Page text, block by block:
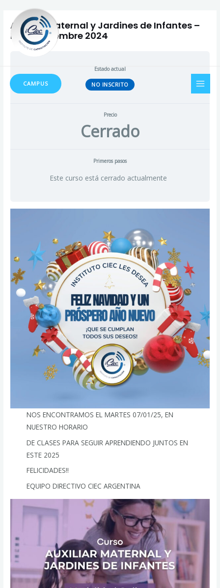
contenido
CAMPUS
Auxiliar Maternal y Jardines de Infantes –
Inicio Diciembre 2024
Estado actual
NO INSCRITO
Precio
Cerrado
Primeros pasos
Este curso está cerrado actualmente
NOS ENCONTRAMOS EL MARTES 07/01/25, EN
NUESTRO HORARIO
DE CLASES PARA SEGUIR APRENDIENDO JUNTOS EN
ESTE 2025
FELICIDADES!!
EQUIPO DIRECTIVO CIEC ARGENTINA